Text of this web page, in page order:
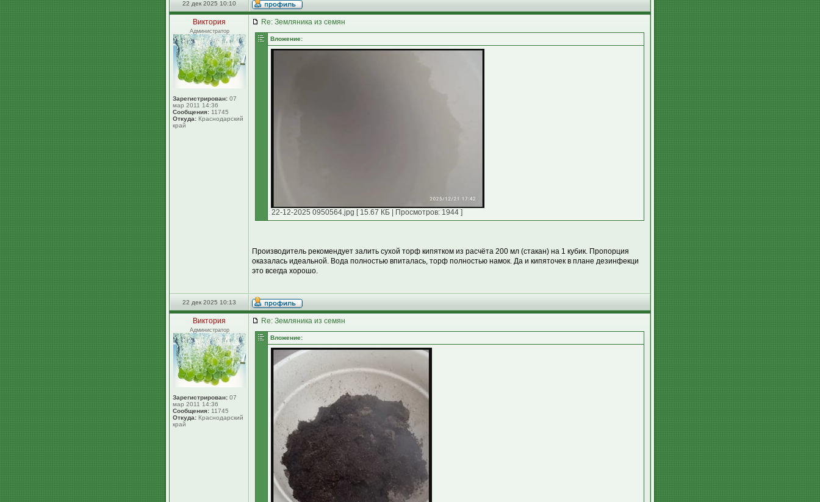
22 дек 2025 10:10
Виктория
Администратор
Зарегистрирован: 07
мар 2011 14:36
Сообщения: 11745
Откуда: Краснодарский
край
Re: Земляника из семян
Вложение:
22-12-2025 0950564.jpg [ 15.67 КБ | Просмотров: 1944 ]
Производитель рекомендует залить сухой торф кипятком из расчёта 200 мл (стакан) на 1 кубик. Пропорция
оказалась идеальной. Вода полностью впиталась, торф полностью намок. Да и кипяточек в плане дезинфекци
это всегда хорошо.
22 дек 2025 10:13
Виктория
Администратор
Зарегистрирован: 07
мар 2011 14:36
Сообщения: 11745
Откуда: Краснодарский
край
Re: Земляника из семян
Вложение: